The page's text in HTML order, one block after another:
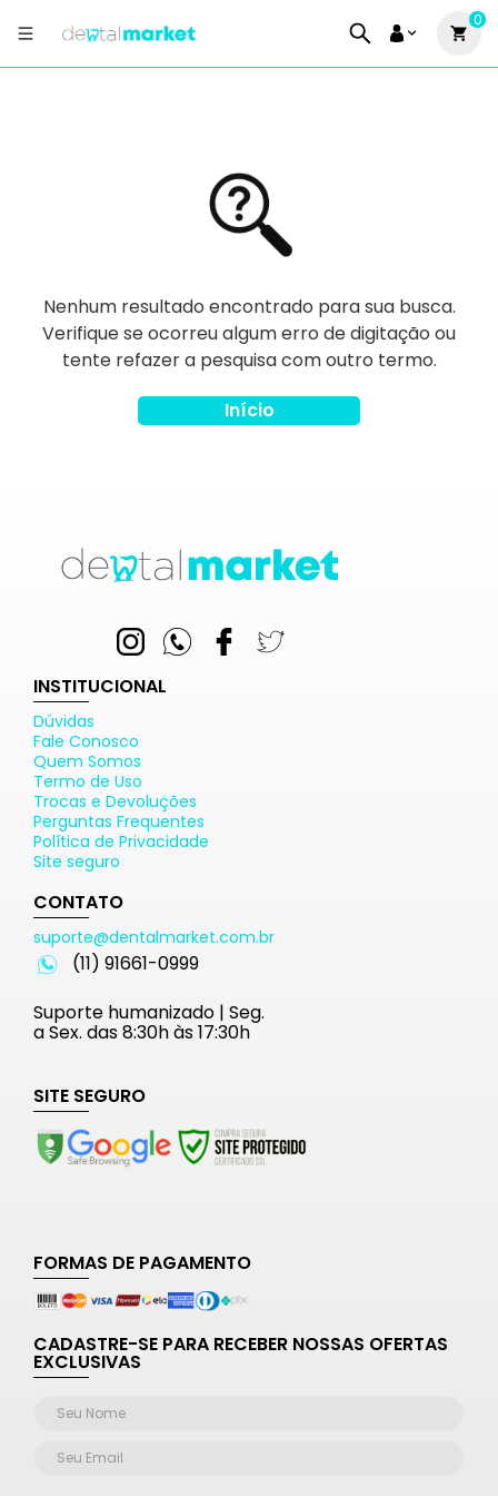
0
Nenhum resultado encontrado para sua busca.
Verifique se ocorreu algum erro de digitação ou
tente refazer a pesquisa com outro termo.
Início
INSTITUCIONAL
Dúvidas
Fale Conosco
Quem Somos
Termo de Uso
Trocas e Devoluções
Perguntas Frequentes
Política de Privacidade
Site seguro
CONTATO
suporte@dentalmarket.com.br
(11) 91661-0999
Suporte humanizado | Seg.
a Sex. das 8:30h às 17:30h
SITE SEGURO
FORMAS DE PAGAMENTO
CADASTRE-SE PARA RECEBER NOSSAS OFERTAS
EXCLUSIVAS